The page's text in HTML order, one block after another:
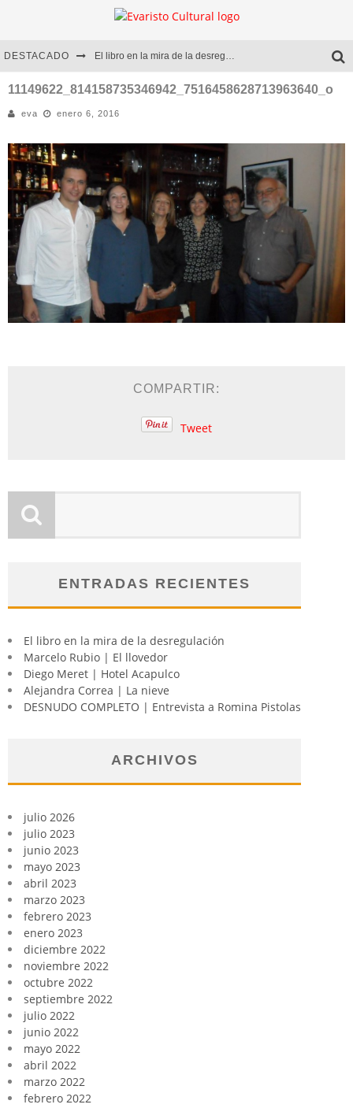
DESTACADO El libro en la mira de la desregulación
Marcelo Rubio | El llovedor
Diego Meret | Hotel Acapulco
Alejandra Correa | La nieve
11149622_814158735346942_7516458628713963640_o
eva enero 6, 2016
COMPARTIR:
Tweet
ENTRADAS RECIENTES
El libro en la mira de la desregulación
Marcelo Rubio | El llovedor
Diego Meret | Hotel Acapulco
Alejandra Correa | La nieve
DESNUDO COMPLETO | Entrevista a Romina Pistolas
ARCHIVOS
julio 2026
julio 2023
junio 2023
mayo 2023
abril 2023
marzo 2023
febrero 2023
enero 2023
diciembre 2022
noviembre 2022
octubre 2022
septiembre 2022
julio 2022
junio 2022
mayo 2022
abril 2022
marzo 2022
febrero 2022